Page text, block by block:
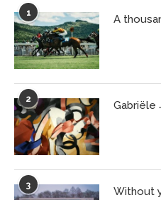
1 A
2 Gabriële
3 Without